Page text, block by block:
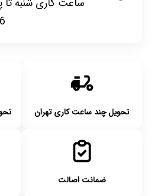
تحویل چند ساعت کاری تهران تحویل ۱ تا
ضمانت اصالت